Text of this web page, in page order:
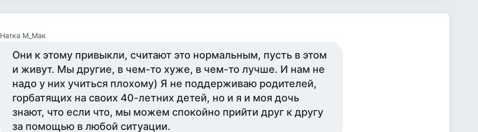
Натка М_Мак
Они к этому привыкли, считают это нормальным, пусть в этом
и живут. Мы другие, в чем-то хуже, в чем-то лучше. И нам не
надо у них учиться плохому) Я не поддерживаю родителей,
горбатящих на своих 40-летних детей, но и я и моя дочь
знают, что если что, мы можем спокойно прийти друг к другу
за помощью в любой ситуации.